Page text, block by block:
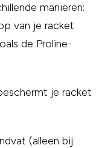
manieren:
van je racket
de Proline-
je racket
(alleen bij